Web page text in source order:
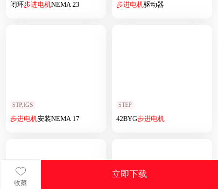
收藏
立即下载
闭环步进电机NEMA 23 步进电机驱动器
STP,IGS
步进电机安装NEMA 17
STEP
42BYG步进电机